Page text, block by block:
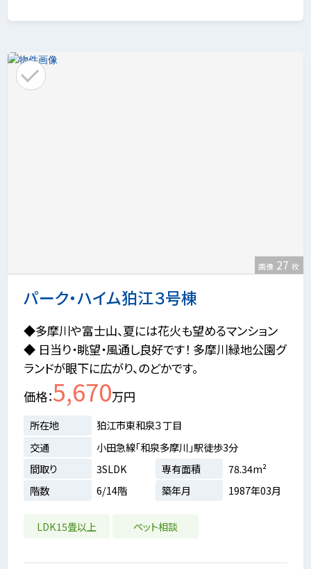
パーク・ハイム狛江３号棟
画像 27 枚
◆多摩川や富士山、夏には花火も望めるマンション
◆ 日当り・眺望・風通し良好です！ 多摩川緑地公園グ
ランドが眼下に広がり、のどかです。
価格 5,670万円
所在地
狛江市東和泉３丁目
交通
小田急線「和泉多摩川」駅徒歩3分
間取り
3SLDK 専有面積
78.34m²
階数
6/14階 築年月 1987年03月
LDK15畳以上 ペット相談